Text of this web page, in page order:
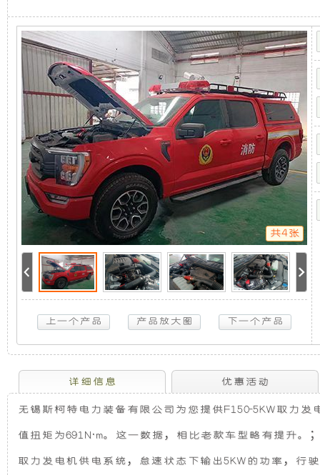
的
超
静
音
发
电
机
组
用
全
新
发
电
机
组，
是
相
对
于
放
式
发
取
力
发
电
机
供
电
系
统
F150-
5KW
取
力
发
电
机
供
电
系
统
F150-
5KW
取
力
发
电
系
统
F150-
5KW
取
力
共4张
详细信息 优惠活动
无锡斯柯特电力装备有限公司为您提供F150-5KW取力
值扭矩为691N·m。这一数据，相比老款车型略有提升
取力发电机供电系统，怠速状态下输出5KW的功率，行